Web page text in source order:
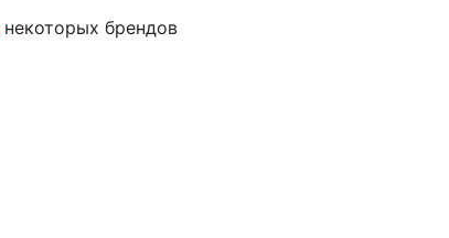
некоторых брендов